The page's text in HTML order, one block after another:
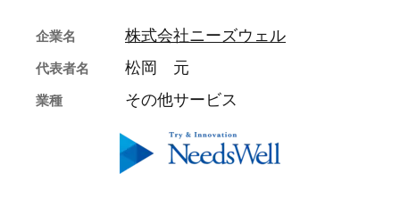
企業名 株式会社ニーズウェル
代表者名 松岡 元
業種 その他サービス